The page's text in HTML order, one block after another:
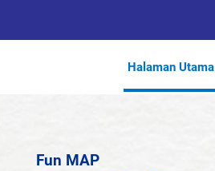
Halaman Utama
Fun MAP